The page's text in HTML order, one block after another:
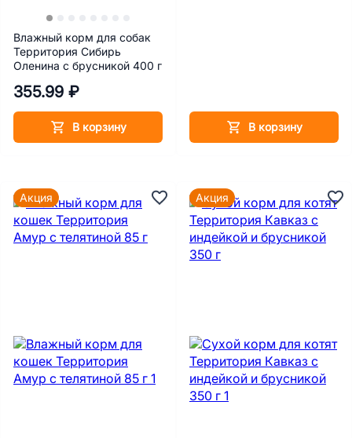
Влажный корм для собак
Территория Сибирь
Оленина с брусникой 400 г
355.99 ₽
В корзину В корзину
Акция Акция